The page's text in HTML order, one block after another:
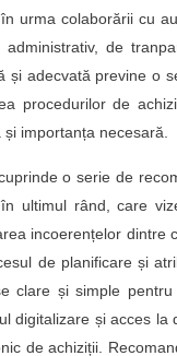
urma colaborării cu
administrativ, de
și adecvată previne o
procedurilor de
și importanța necesară.
cuprinde o serie de
ultimul rând, care
incoerențelor dintre
de planificare și
clare și simple
digitalizare și acces
de achiziții.